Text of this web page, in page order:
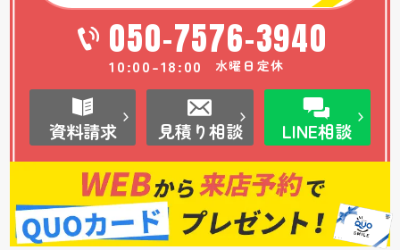
050-7576-3940
10:00-18:00 水曜日定休
資料請求 見積り相談 LINE相談